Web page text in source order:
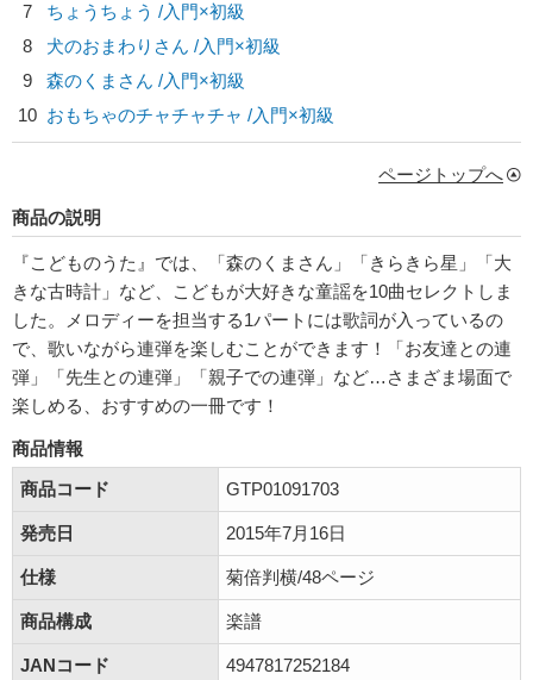
7
ちょうちょう /入門×初級
8
犬のおまわりさん /入門×初級
9
森のくまさん /入門×初級
10 おもちゃのチャチャチャ /入門×初級
ページトップへ
商品の説明
『こどものうた』では、「森のくまさん」「きらきら星」「大
きな古時計」など、こどもが大好きな童謡を10曲セレクトしま
した。メロディーを担当する1パートには歌詞が入っているの
で、歌いながら連弾を楽しむことができます！「お友達との連
弾」「先生との連弾」「親子での連弾」など…さまざま場面で
楽しめる、おすすめの一冊です！
商品情報
商品コード
GTP01091703
発売日 2015年7月16日
仕様 菊倍判横/48ページ
商品構成 楽譜
JANコード 4947817252184